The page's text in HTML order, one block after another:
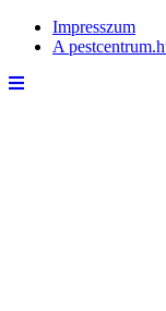
Impresszum
A